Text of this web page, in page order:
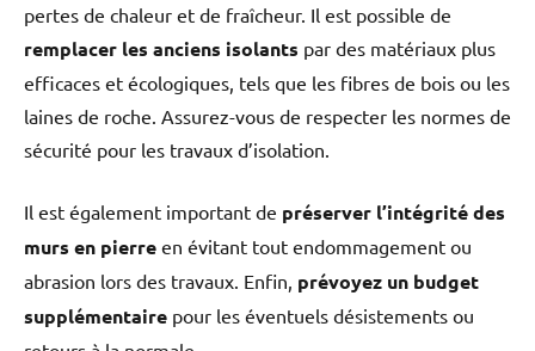
pertes de chaleur et de fraîcheur. Il est possible de
remplacer les anciens isolants par des matériaux plus
efficaces et écologiques, tels que les fibres de bois ou les
laines de roche. Assurez-vous de respecter les normes de
sécurité pour les travaux d’isolation.
Il est également important de préserver l’intégrité des
murs en pierre en évitant tout endommagement ou
abrasion lors des travaux. Enfin, prévoyez un budget
supplémentaire pour les éventuels désistements ou